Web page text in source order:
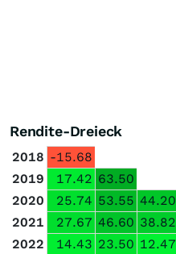
Rendite-Dreieck
2018 -15.68
2019
17.42 63.50
2020
25.74 53.55 44.20
2021
27.67 46.60 38.82
2022
14.43 23.50 12.47